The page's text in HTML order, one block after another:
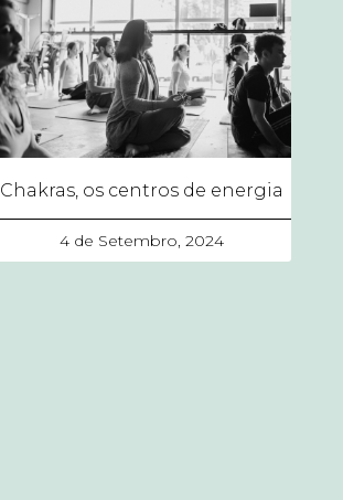
Chakras, os centros de energia
4 de Setembro, 2024